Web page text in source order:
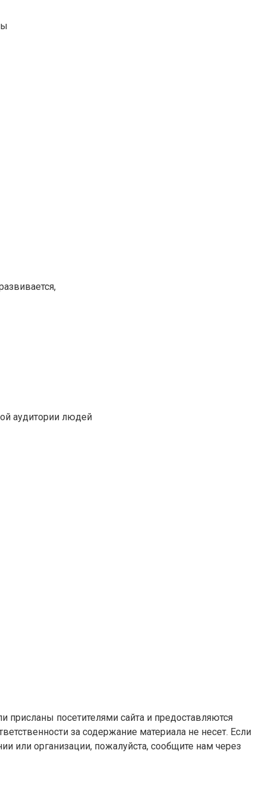
аудитории людей
посетителями сайта и предоставляются
за содержание материала не несет. Если
организации, пожалуйста, сообщите нам через